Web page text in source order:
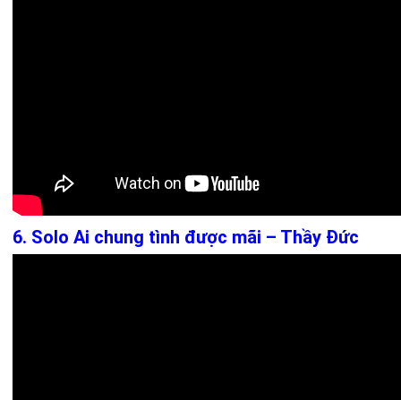
6. Solo Ai chung tình được mãi – Thầy Đức